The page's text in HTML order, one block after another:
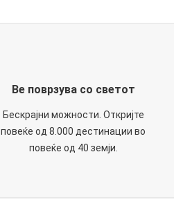
Ве поврзува со светот
Бескрајни можности. Откријте
повеќе од 8.000 дестинации во
повеќе од 40 земји.